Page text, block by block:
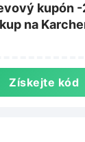
kupón -
na
Získejte kód